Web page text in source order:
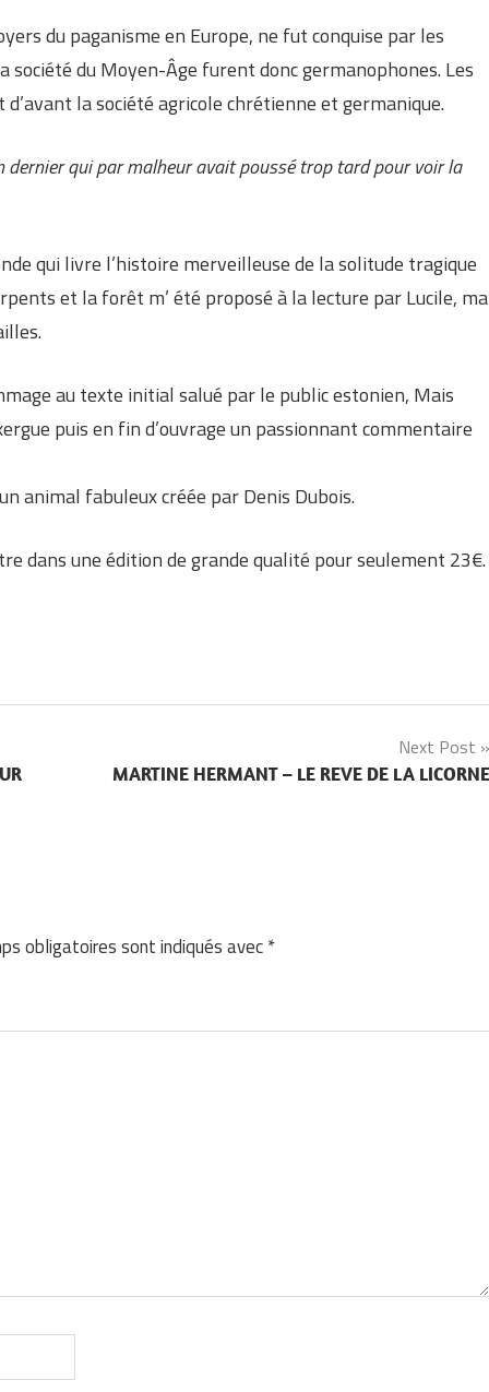
du paganisme en Europe, ne fut conquise par les
société du Moyen-Âge furent donc germanophones. Les
la société agricole chrétienne et germanique.
dernier qui par malheur avait poussé trop tard pour voir la
qui livre l’histoire merveilleuse de la solitude tragique
et la forêt m’ été proposé à la lecture par Lucile, ma
au texte initial salué par le public estonien, Mais
puis en fin d’ouvrage un passionnant commentaire
animal fabuleux créée par Denis Dubois.
dans une édition de grande qualité pour seulement 23€.
Next Post
MARTINE HERMANT – LE REVE DE LA LICORNE
obligatoires sont indiqués avec*